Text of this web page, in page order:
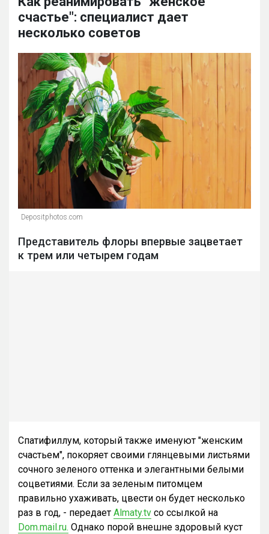
счастье": специалист дает
несколько советов
Depositphotos.com
Представитель флоры впервые зацветает
к трем или четырем годам
Спатифиллум, который также именуют "женским
счастьем", покоряет своими глянцевыми листьями
сочного зеленого оттенка и элегантными белыми
соцветиями. Если за зеленым питомцем
правильно ухаживать, цвести он будет несколько
раз в год, - передает Almaty.tv со ссылкой на
Dom.mail.ru. Однако порой внешне здоровый куст